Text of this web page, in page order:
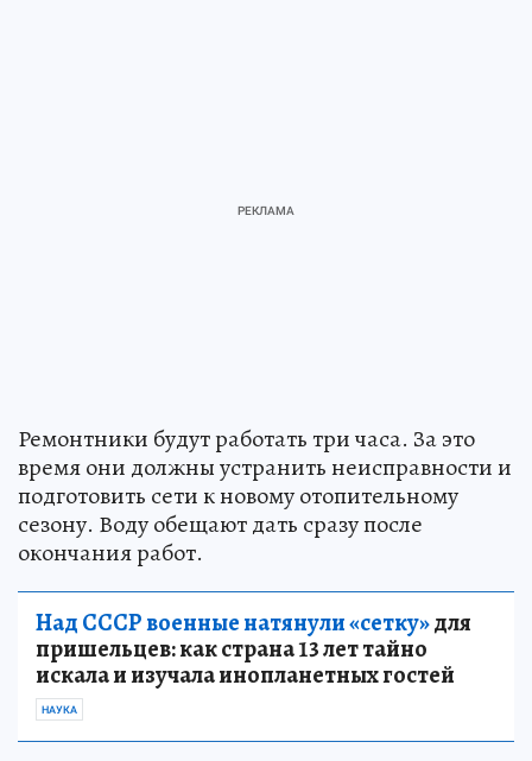
Ремонтники будут работать три часа. За это
время они должны устранить неисправности и
подготовить сети к новому отопительному
сезону. Воду обещают дать сразу после
окончания работ.
Над СССР военные натянули «сетку»для
пришельцев: как страна 13 лет тайно
искала и изучала инопланетных гостей
НАУКА